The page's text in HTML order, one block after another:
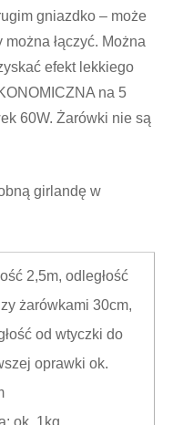
gniazdko – może
można łączyć. Można
efekt lekkiego
na 5
60W. Żarówki nie są
girlandę w
2,5m, odległość
żarówkami 30cm,
od wtyczki do
oprawki ok.